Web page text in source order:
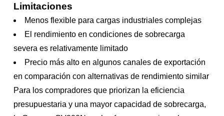
Limitaciones
Menos flexible para cargas industriales complejas
El rendimiento en condiciones de sobrecarga
severa es relativamente limitado
Precio más alto en algunos canales de exportación
en comparación con alternativas de rendimiento similar
Para los compradores que priorizan la eficiencia
presupuestaria y una mayor capacidad de sobrecarga,